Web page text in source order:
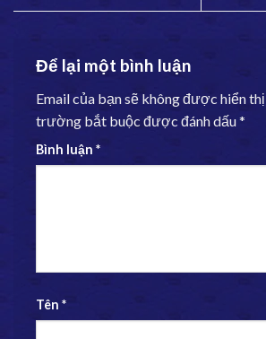
Để lại một bình luận
Email của bạn sẽ không được hiển
trường bắt buộc được đánh dấu*
Bình luận *
Tên *